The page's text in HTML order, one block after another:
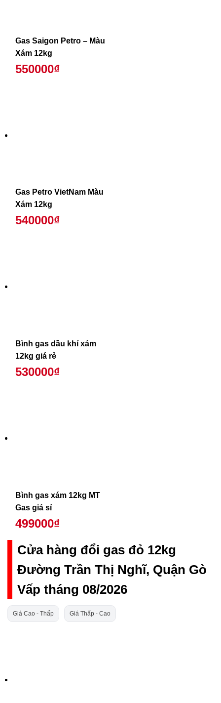
Gas Saigon Petro – Màu
Xám 12kg
550000₫
Gas Petro VietNam Màu
Xám 12kg
540000₫
Bình gas dầu khí xám
12kg giá rẻ
530000₫
Bình gas xám 12kg MT
Gas giá sỉ
499000₫
Cửa hàng đổi gas đỏ 12kg
Đường Trần Thị Nghĩ, Quận Gò
Vấp tháng 08/2026
Giá Cao - Thấp Giá Thấp - Cao